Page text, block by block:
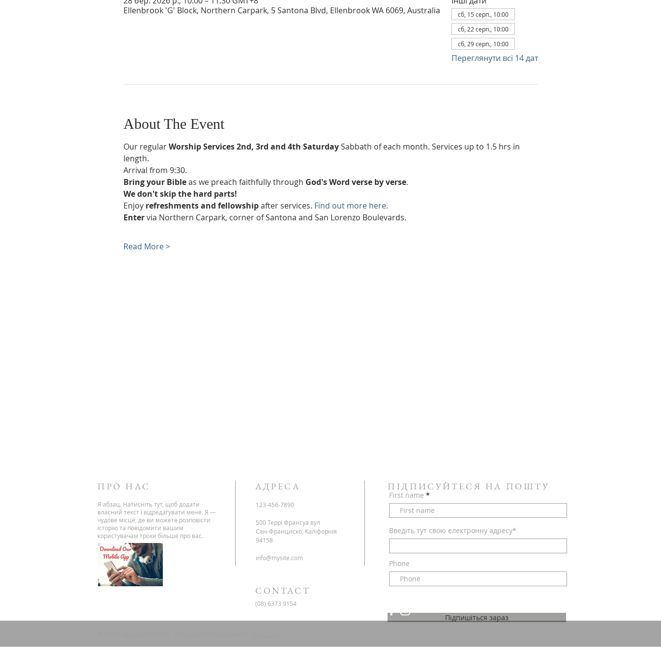
Ellenbrook 'G' Block, Northern Carpark, 5 Santona Blvd, Ellenbrook WA 6069, Australia
сб, 15 серп., 10:00
сб, 22 серп., 10:00
сб, 29 серп., 10:00
Переглянути всі 14 дат
About The Event
Our regular Worship Services 2nd, 3rd and 4th Saturday Sabbath of each month. Services up to 1.5 hrs in
length.
Arrival from 9:30.
Bring your Bible as we preach faithfully through God's Word verse by verse.
We don't skip the hard parts!
Enjoy refreshments and fellowship after services. Find out more here.
Enter via Northern Carpark, corner of Santona and San Lorenzo Boulevards.
Read More >
ПРО НАС
Я абзац. Натисніть тут, щоб додати
власний текст і відредагувати мене. Я —
чудове місце, де ви можете розповісти
історію та повідомити вашим
користувачам трохи більше про вас.
АДРЕСА
123-456-7890
500 Террі Франсуа вул
Сан-Франциско, Каліфорнія
94158
info@mysite.com
ПІДПИСУЙТЕСЯ НА ПОШТУ
First name
Введіть тут свою електронну адресу*
Phone
Підпишіться зараз
CONTACT
(08) 6373 9154